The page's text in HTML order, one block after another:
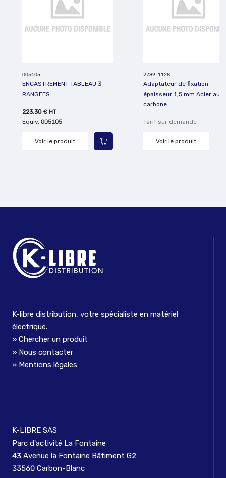
005105
ENCASTREMENT TABLEAU 3
RANGEES
223,30 € HT
Équiv. 005105
Voir le produit
2789-1128
Adaptateur de fixation
épaisseur 1,5 mm Acier au
carbone
Tarif sur demande
Voir le produit
K-libre distribution, votre spécialiste en matériel
électrique.
Chercher un produit
Nous contacter
Mentions légales
K-LIBRE SAS
Parc d'activité La Fontaine
43 Avenue la Fontaine Bâtiment G2
33560 Carbon-Blanc